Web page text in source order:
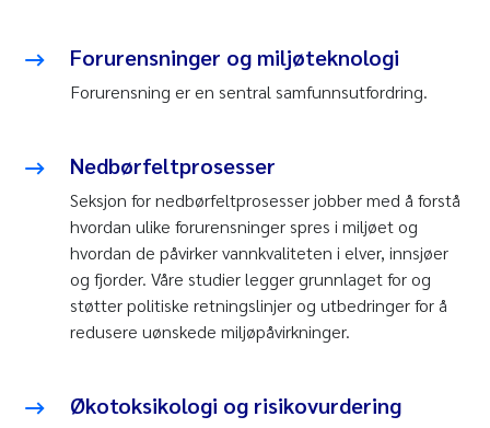
Forurensninger og miljøteknologi
Forurensning er en sentral samfunnsutfordring.
Nedbørfeltprosesser
Seksjon for nedbørfeltprosesser jobber med å forstå
hvordan ulike forurensninger spres i miljøet og
hvordan de påvirker vannkvaliteten i elver, innsjøer
og fjorder. Våre studier legger grunnlaget for og
støtter politiske retningslinjer og utbedringer for å
redusere uønskede miljøpåvirkninger.
Økotoksikologi og risikovurdering